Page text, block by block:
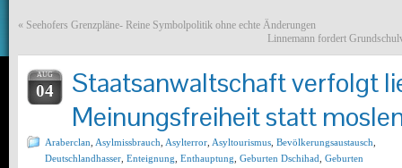
« Seehofers Grenzpläne- Reine Symbolpolitik ohne echte Änderungen
Linnemann fordert
AUG
04
Staatsanwaltschaft verfolgt
Meinungsfreiheit statt
Araberclan Asylmissbrauch Asylterror Asyltourismus Bevölkerungsaustausch
Deutschlandhasser Enteignung Enthauptung Geburten Dschihad Geburten